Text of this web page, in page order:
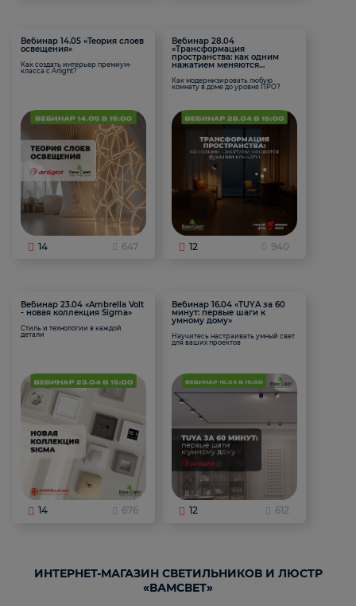
Вебинар 14.05 «Теория слоев
освещения»
Как создать интерьер премиум-
класса с Arlight?
14 647
Вебинар 28.04
«Трансформация
пространства: как одним
нажатием меняются
Как модернизировать любую
комнату в доме до уровня ПРО?
12 940
Вебинар 23.04 «Ambrella Volt
- новая коллекция Sigma»
Стиль и технологии в каждой
детали
14 676
Вебинар 16.04 «TUYA за 60
минут: первые шаги к
умному дому»
Научитесь настраивать умный свет
для ваших проектов
12 612
ИНТЕРНЕТ-МАГАЗИН СВЕТИЛЬНИКОВ И ЛЮСТР
«ВАМСВЕТ»